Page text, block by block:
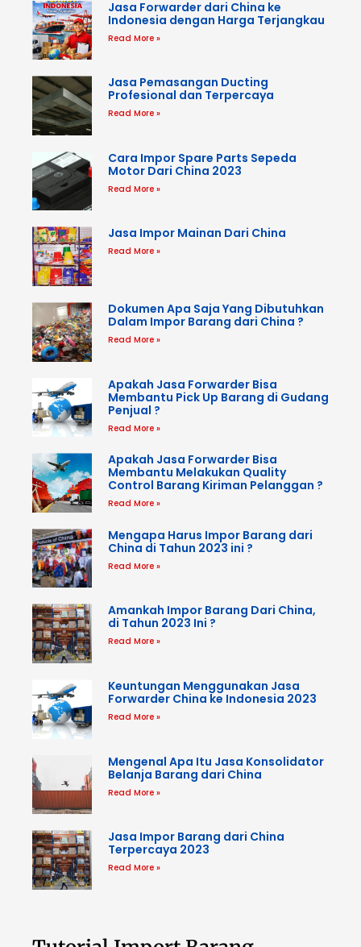
Jasa Forwarder dari China ke
Indonesia dengan Harga Terjangkau
Read More »
Jasa Pemasangan Ducting
Profesional dan Terpercaya
Read More »
Cara Impor Spare Parts Sepeda
Motor Dari China 2023
Read More »
Jasa Impor Mainan Dari China
Read More »
Dokumen Apa Saja Yang Dibutuhkan
Dalam Impor Barang dari China ?
Read More »
Apakah Jasa Forwarder Bisa
Membantu Pick Up Barang di Gudang
Penjual ?
Read More »
Apakah Jasa Forwarder Bisa
Membantu Melakukan Quality
Control Barang Kiriman Pelanggan ?
Read More »
Mengapa Harus Impor Barang dari
China di Tahun 2023 ini ?
Read More »
Amankah Impor Barang Dari China,
di Tahun 2023 Ini ?
Read More »
Keuntungan Menggunakan Jasa
Forwarder China ke Indonesia 2023
Read More »
Mengenal Apa Itu Jasa Konsolidator
Belanja Barang dari China
Read More »
Jasa Impor Barang dari China
Terpercaya 2023
Read More »